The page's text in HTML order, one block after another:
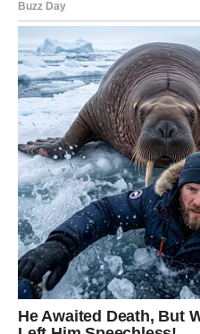
RIBE –
Ribe osećaju unutrašnji mir.
Slušajte svoje srce.